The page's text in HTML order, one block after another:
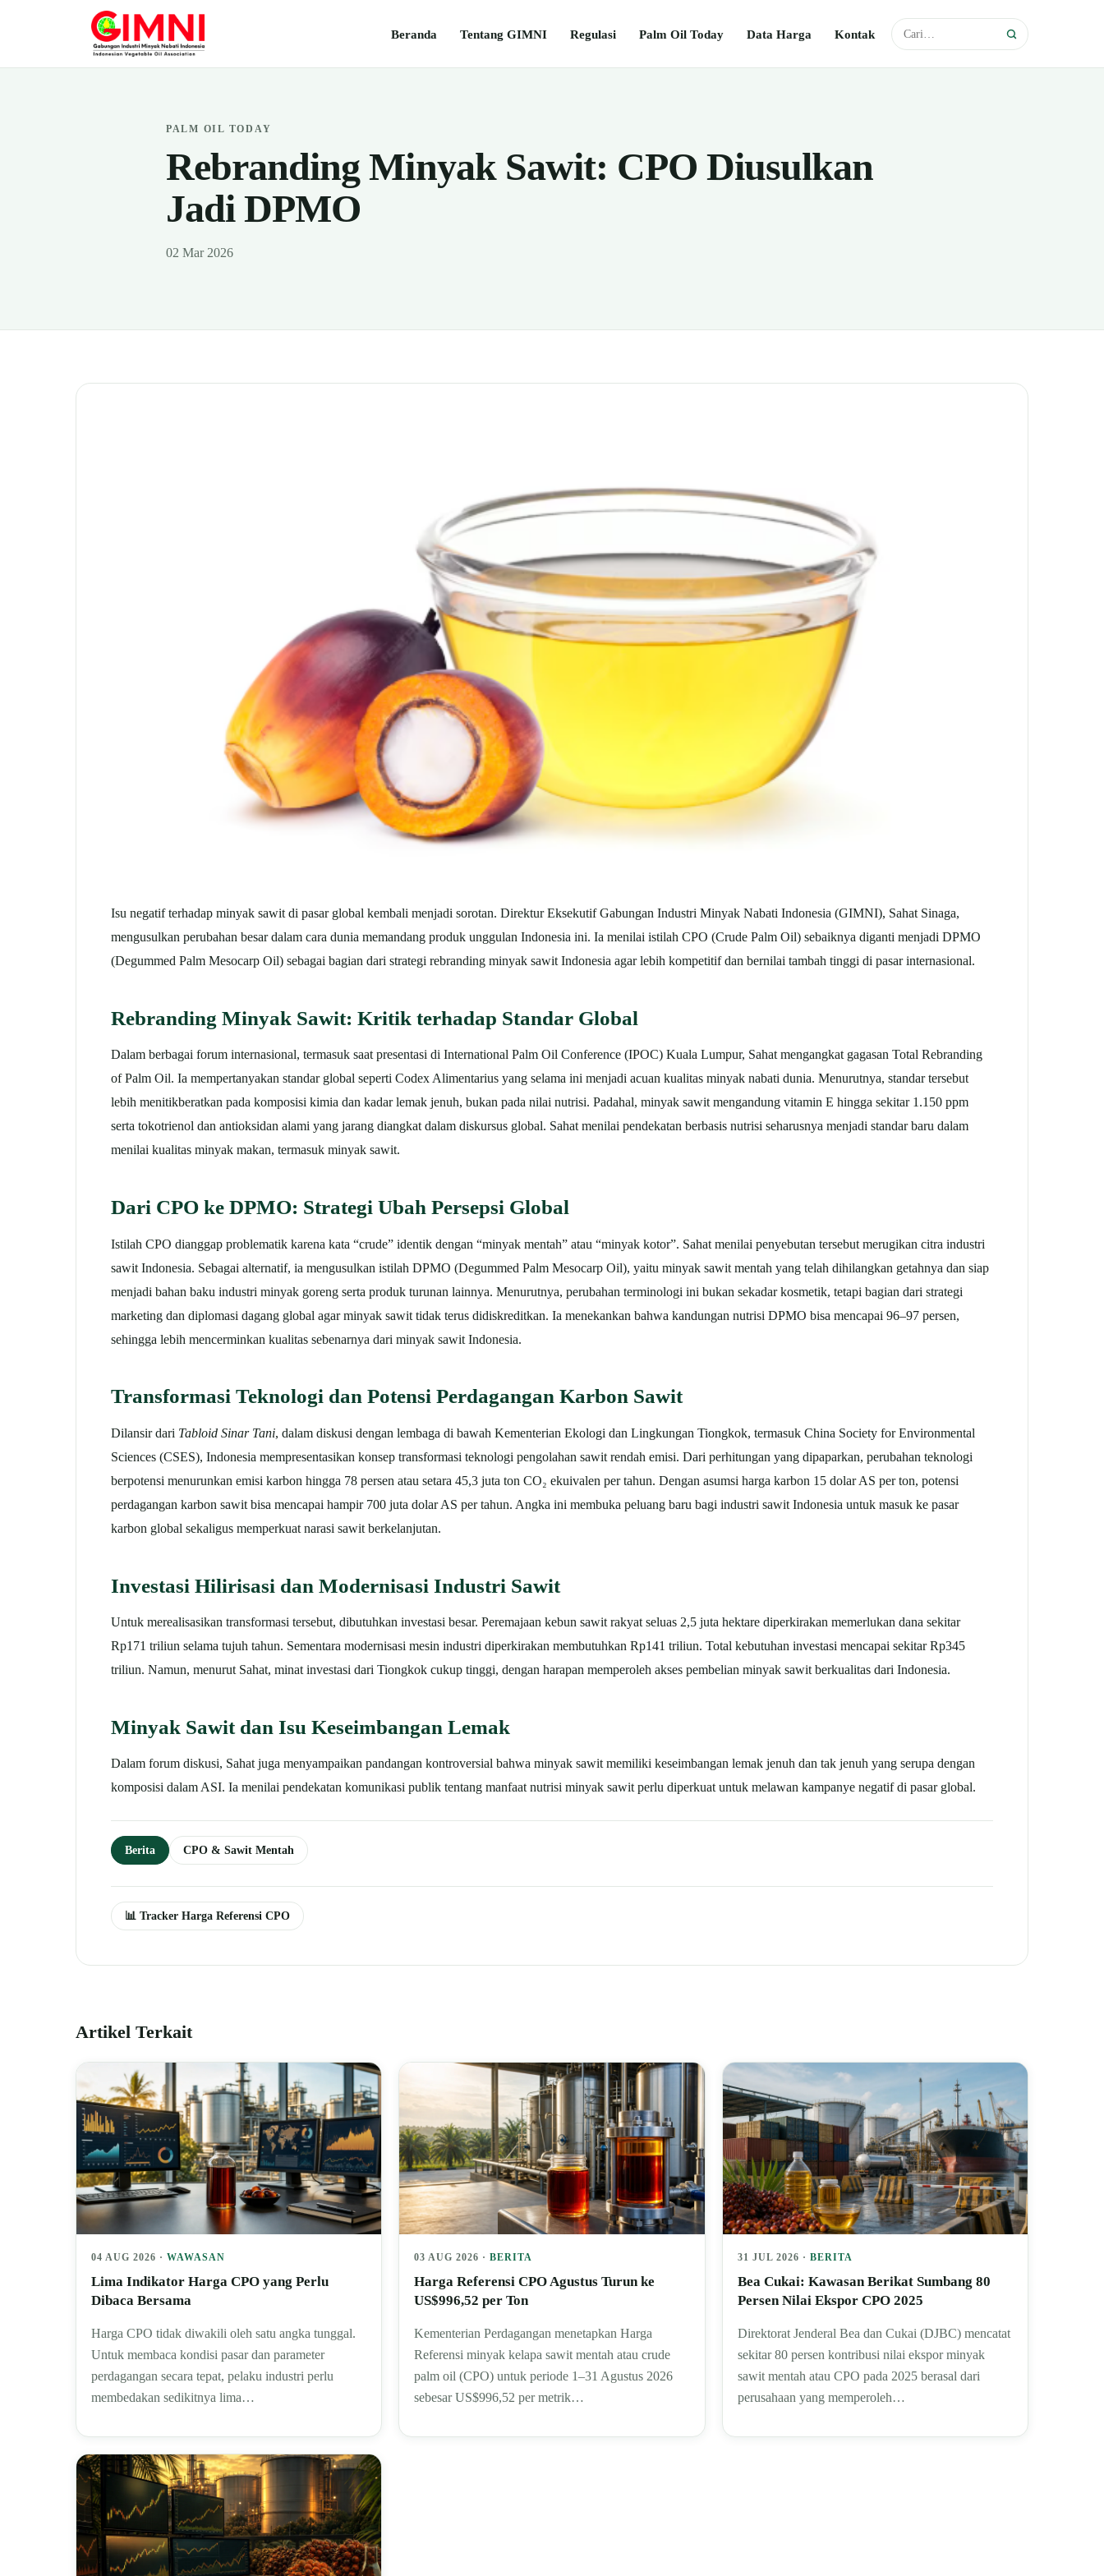
Beranda Tentang GIMNI Regulasi Palm Oil Today Data Harga Kontak
PALM OIL TODAY
Rebranding Minyak Sawit: CPO Diusulkan
Jadi DPMO
02 Mar 2026
Isu negatif terhadap minyak sawit di pasar global kembali menjadi sorotan. Direktur Eksekutif Gabungan Industri Minyak Nabati Indonesia (GIMNI), Sahat Sinaga,
mengusulkan perubahan besar dalam cara dunia memandang produk unggulan Indonesia ini. Ia menilai istilah CPO (Crude Palm Oil) sebaiknya diganti menjadi DPMO
(Degummed Palm Mesocarp Oil) sebagai bagian dari strategi rebranding minyak sawit Indonesia agar lebih kompetitif dan bernilai tambah tinggi di pasar internasional.
Rebranding Minyak Sawit: Kritik terhadap Standar Global
Dalam berbagai forum internasional, termasuk saat presentasi di International Palm Oil Conference (IPOC) Kuala Lumpur, Sahat mengangkat gagasan Total Rebranding
of Palm Oil. Ia mempertanyakan standar global seperti Codex Alimentarius yang selama ini menjadi acuan kualitas minyak nabati dunia. Menurutnya, standar tersebut
lebih menitikberatkan pada komposisi kimia dan kadar lemak jenuh, bukan pada nilai nutrisi. Padahal, minyak sawit mengandung vitamin E hingga sekitar 1.150 ppm
serta tokotrienol dan antioksidan alami yang jarang diangkat dalam diskursus global. Sahat menilai pendekatan berbasis nutrisi seharusnya menjadi standar baru dalam
menilai kualitas minyak makan, termasuk minyak sawit.
Dari CPO ke DPMO: Strategi Ubah Persepsi Global
Istilah CPO dianggap problematik karena kata “crude” identik dengan “minyak mentah” atau “minyak kotor”. Sahat menilai penyebutan tersebut merugikan citra industri
sawit Indonesia. Sebagai alternatif, ia mengusulkan istilah DPMO (Degummed Palm Mesocarp Oil), yaitu minyak sawit mentah yang telah dihilangkan getahnya dan siap
menjadi bahan baku industri minyak goreng serta produk turunan lainnya. Menurutnya, perubahan terminologi ini bukan sekadar kosmetik, tetapi bagian dari strategi
marketing dan diplomasi dagang global agar minyak sawit tidak terus didiskreditkan. Ia menekankan bahwa kandungan nutrisi DPMO bisa mencapai 96–97 persen,
sehingga lebih mencerminkan kualitas sebenarnya dari minyak sawit Indonesia.
Transformasi Teknologi dan Potensi Perdagangan Karbon Sawit
Dilansir dari Tabloid Sinar Tani, dalam diskusi dengan lembaga di bawah Kementerian Ekologi dan Lingkungan Tiongkok, termasuk China Society for Environmental
Sciences (CSES), Indonesia mempresentasikan konsep transformasi teknologi pengolahan sawit rendah emisi. Dari perhitungan yang dipaparkan, perubahan teknologi
berpotensi menurunkan emisi karbon hingga 78 persen atau setara 45,3 juta ton CO₂ ekuivalen per tahun. Dengan asumsi harga karbon 15 dolar AS per ton, potensi
perdagangan karbon sawit bisa mencapai hampir 700 juta dolar AS per tahun. Angka ini membuka peluang baru bagi industri sawit Indonesia untuk masuk ke pasar
karbon global sekaligus memperkuat narasi sawit berkelanjutan.
Investasi Hilirisasi dan Modernisasi Industri Sawit
Untuk merealisasikan transformasi tersebut, dibutuhkan investasi besar. Peremajaan kebun sawit rakyat seluas 2,5 juta hektare diperkirakan memerlukan dana sekitar
Rp171 triliun selama tujuh tahun. Sementara modernisasi mesin industri diperkirakan membutuhkan Rp141 triliun. Total kebutuhan investasi mencapai sekitar Rp345
triliun. Namun, menurut Sahat, minat investasi dari Tiongkok cukup tinggi, dengan harapan memperoleh akses pembelian minyak sawit berkualitas dari Indonesia.
Minyak Sawit dan Isu Keseimbangan Lemak
Dalam forum diskusi, Sahat juga menyampaikan pandangan kontroversial bahwa minyak sawit memiliki keseimbangan lemak jenuh dan tak jenuh yang serupa dengan
komposisi dalam ASI. Ia menilai pendekatan komunikasi publik tentang manfaat nutrisi minyak sawit perlu diperkuat untuk melawan kampanye negatif di pasar global.
Berita CPO & Sawit Mentah
📊 Tracker Harga Referensi CPO
Artikel Terkait
04 AUG 2026 · WAWASAN
Lima Indikator Harga CPO yang Perlu
Dibaca Bersama
Harga CPO tidak diwakili oleh satu angka tunggal.
Untuk membaca kondisi pasar dan parameter
perdagangan secara tepat, pelaku industri perlu
membedakan sedikitnya lima…
03 AUG 2026 ·BERITA
Harga Referensi CPO Agustus Turun ke
US$996,52 per Ton
Kementerian Perdagangan menetapkan Harga
Referensi minyak kelapa sawit mentah atau crude
palm oil (CPO) untuk periode 1–31 Agustus 2026
sebesar US$996,52 per metrik…
31 JUL 2026 · BERITA
Bea Cukai: Kawasan Berikat Sumbang 80
Persen Nilai Ekspor CPO 2025
Direktorat Jenderal Bea dan Cukai (DJBC) mencatat
sekitar 80 persen kontribusi nilai ekspor minyak
sawit mentah atau CPO pada 2025 berasal dari
perusahaan yang memperoleh…